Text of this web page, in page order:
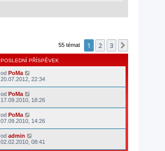
55 témat 1 2 3
POSLEDNÍ PŘÍSPĚVEK
od PoMa
20.07.2012, 22:34
od PoMa
17.09.2010, 18:26
od PoMa
07.09.2010, 14:26
od admin
02.02.2010, 08:41